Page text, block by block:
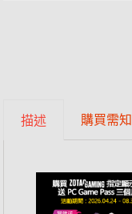
描述 購買需知